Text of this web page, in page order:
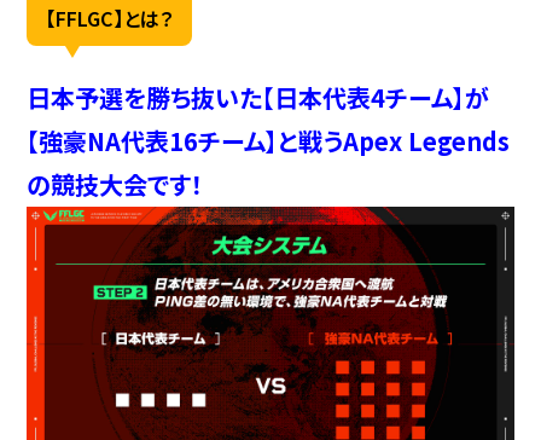
【FFLGC】とは？
日本予選を勝ち抜いた【日本代表4チーム】が
【強豪NA代表16チーム】と戦うApex Legends
の競技大会です！